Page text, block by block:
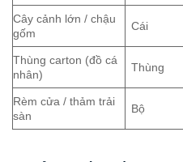
Cây cảnh lớn / chậu
gốm
Cái
Thùng carton (đồ cá
nhân)
Thùng
Rèm cửa / thảm trải
sàn
Bộ